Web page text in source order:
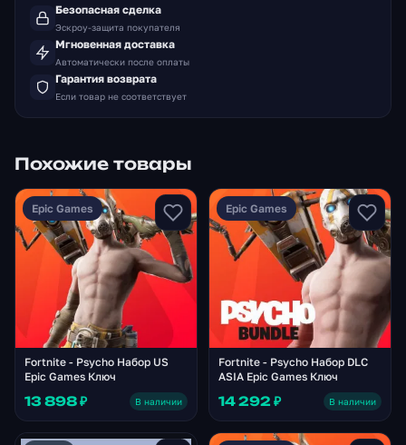
Безопасная сделка
Эскроу-защита покупателя
Мгновенная доставка
Автоматически после оплаты
Гарантия возврата
Если товар не соответствует
Похожие товары
Epic Games
Fortnite - Psycho Набор US
Epic Games Ключ
13 898 ₽ В наличии
Epic Games
Fortnite - Psycho Набор DLC
ASIA Epic Games Ключ
14 292 ₽ В наличии